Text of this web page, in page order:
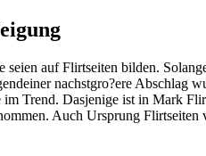
seien auf Flirtseiten bilden.
nachstgro?ere
Trend. Dasjenige ist in Mark
Auch Ursprung